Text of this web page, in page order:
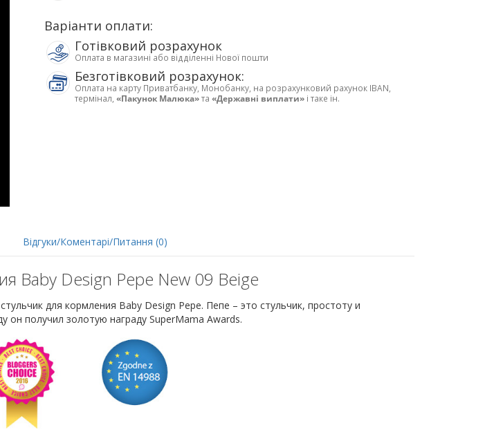
Варіанти оплати:
Готівковий розрахунок
Оплата в магазині або відділенні Нової пошти
Безготівковий розрахунок:
Оплата на карту Приватбанку, Монобанку, на розрахунковий рахунок IBAN,
термінал, «Пакунок Малюка»та «Державні виплати» і таке ін.
Відгуки/Коментарі/Питання (0)
Baby Design Pepe New 09 Beige
для кормления Baby Design Pepe. Пепе – это стульчик, простоту и
он получил золотую награду SuperMama Awards.